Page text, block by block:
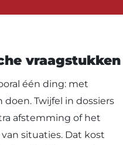
vraagstukken
één ding: met
Twijfel in dossiers
afstemming of het
situaties. Dat kost